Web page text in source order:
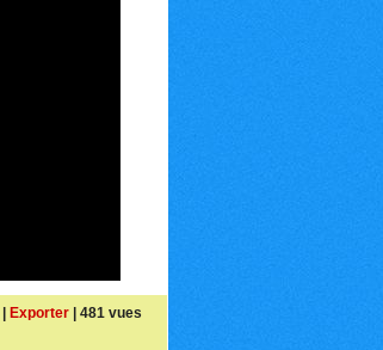
| Exporter | 481 vues